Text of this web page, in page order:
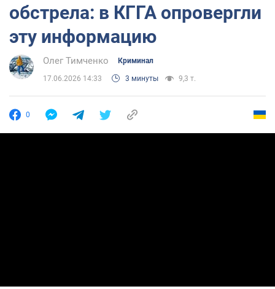
обстрела: в КГГА опровергли
эту информацию
Олег Тимченко Криминал
17.06.2026 14:33 3 минуты 9,3 т.
0